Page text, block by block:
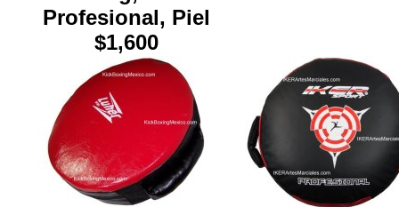
Profesional, Piel
$1,600